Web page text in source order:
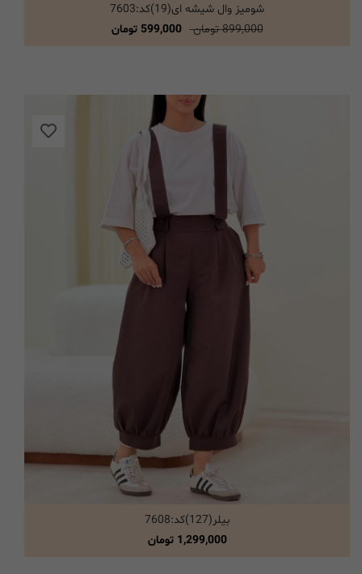
انتخاب گزینه ها
شومیز وال شیشه ای(19)کد:7603
899,000 تومان
599,000 تومان
انتخاب گزینه ها
بیلر(127)کد:7608
1,299,000 تومان